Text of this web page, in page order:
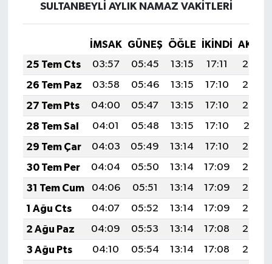
SULTANBEYLİ AYLIK NAMAZ VAKITLERI
İMSAK GÜNEŞ ÖĞLE İKINDI
25 Tem Cts
03:57 05:45 13:15 17:11
20:34
26 Tem Paz
03:58 05:46 13:15 17:10
20:33
27 Tem Pts
04:00 05:47 13:15 17:10
20:32
28 Tem Sal
04:01 05:48 13:15 17:10
20:31
29 Tem Çar
04:03 05:49 13:14 17:10
20:30
30 Tem Per
04:04 05:50 13:14 17:09
20:29
31 Tem Cum
04:06 05:51 13:14 17:09
20:28
1 Ağu Cts
04:07 05:52 13:14 17:09
20:27
2 Ağu Paz
04:09 05:53 13:14 17:08
20:26
3 Ağu Pts
04:10 05:54 13:14 17:08
20:25